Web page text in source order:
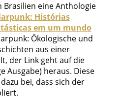
Brasilien eine Anthologie
Histórias
em um mundo
Ökologische und
aus einer
der Link geht auf die
Ausgabe) heraus. Diese
bei, dass sich der